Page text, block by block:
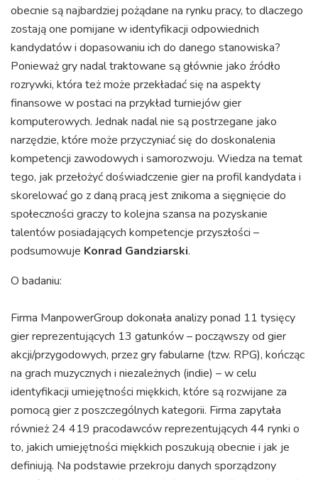
obecnie są najbardziej pożądane na rynku pracy, to dlaczego
zostają one pomijane w identyfikacji odpowiednich
kandydatów i dopasowaniu ich do danego stanowiska?
Ponieważ gry nadal traktowane są głównie jako źródło
rozrywki, która też może przekładać się na aspekty
finansowe w postaci na przykład turniejów gier
komputerowych. Jednak nadal nie są postrzegane jako
narzędzie, które może przyczyniać się do doskonalenia
kompetencji zawodowych i samorozwoju. Wiedza na temat
tego, jak przełożyć doświadczenie gier na profil kandydata i
skorelować go z daną pracą jest znikoma a sięgnięcie do
społeczności graczy to kolejna szansa na pozyskanie
talentów posiadających kompetencje przyszłości –
podsumowuje Konrad Gandziarski.
O badaniu:
Firma ManpowerGroup dokonała analizy ponad 11 tysięcy
gier reprezentujących 13 gatunków – począwszy od gier
akcji/przygodowych, przez gry fabularne (tzw. RPG), kończąc
na grach muzycznych i niezależnych (indie) – w celu
identyfikacji umiejętności miękkich, które są rozwijane za
pomocą gier z poszczególnych kategorii. Firma zapytała
również 24 419 pracodawców reprezentujących 44 rynki o
to, jakich umiejętności miękkich poszukują obecnie i jak je
definiują. Na podstawie przekroju danych sporządzony